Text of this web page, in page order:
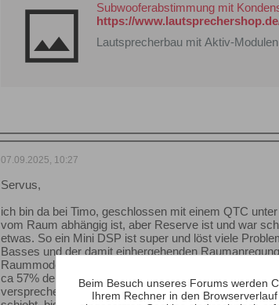
Subwooferabstimmung mit
https://
Lautsprecherbau mit Aktiv-
07.09.2025, 10:27
Servus,
ich bin da bei Timo, geschlossen mit einem QTC
vom Raum abhängig ist, aber Reserve ist und war
etwas. So ein Mini DSP ist super und löst viele
Basses und der damit einhergehenden
Raummodenrechner gibt es. z.b. bei Hunecke. Im
ca 57% der Seitenlängen eines Raumes entsteht.
versprechend. Soweit ich das verstehe, ist z.b. eine
Beim Besuch unseres Forums werden
Ihrem Rechner in den